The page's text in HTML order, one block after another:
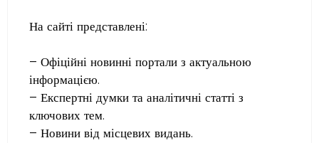
На сайті представлені:
– Офіційні новинні портали з актуальною
інформацією.
– Експертні думки та аналітичні статті з
ключових тем.
– Новини від місцевих видань.